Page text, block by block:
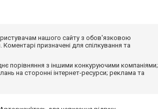
нашого сайту з обов'язковою
призначені для спілкування та
порівняння з іншими конкуруючими компаніями;
на сторонні інтернет-ресурси; реклама та